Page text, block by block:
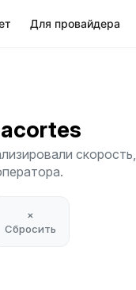
Для провайдера
скорость,
×
Сбросить